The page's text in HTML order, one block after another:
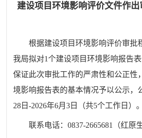
建设项目环境影响评价文件作
根据建设项目环境影响评价审批
我局拟对1个建设项目环境影响报告
保证此次审批工作的严肃性和公正性
境影响报告表的基本情况予以公示，
28日-2026年6月3日（共5个工作日）。
联系电话：0837-2665681（红原